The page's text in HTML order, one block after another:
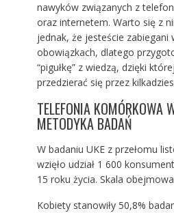
nawyków związanych z
oraz internetem. Warto się z
jednak, że jesteście zabiegani
obowiązkach, dlatego
“pigułkę” z wiedzą, dzięki
przedzierać się przez
TELEFONIA
METODYKA BADAŃ
W badaniu UKE z przełomu
wzięło udział 1 600
15 roku życia. Skala
Kobiety stanowiły 50,8%